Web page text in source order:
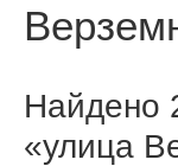
Найдено
«улица